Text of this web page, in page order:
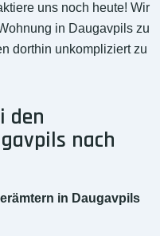
uns noch heute! Wir
in Daugavpils zu
dorthin unkompliziert zu
den
nach
in Daugavpils